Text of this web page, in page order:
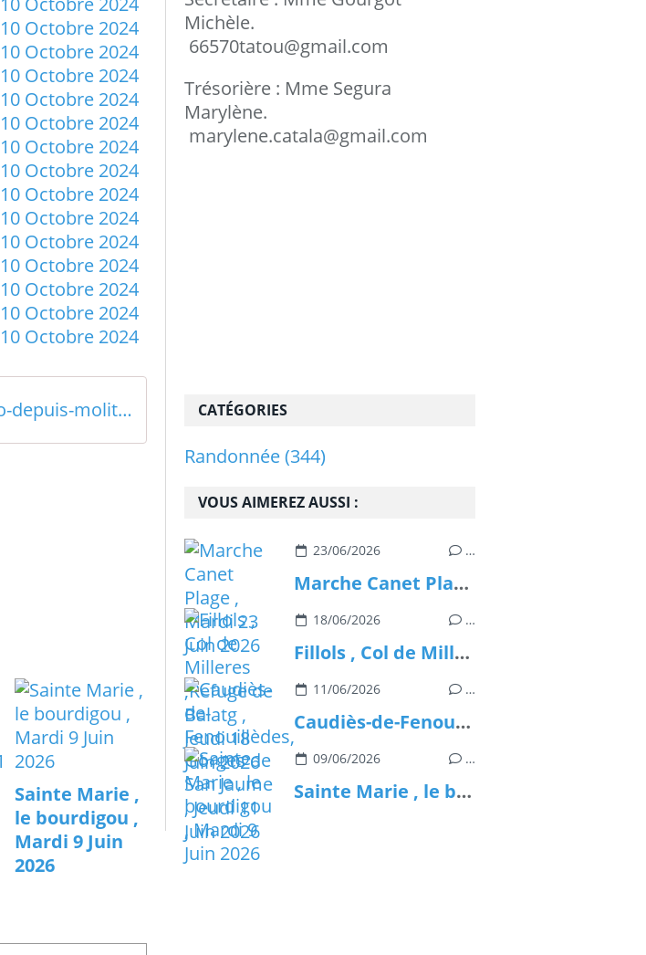
visorando-le-pic-del-rossello-depuis-molitg-les-bains
Sainte Marie ,
le bourdigou ,
Mardi 9 Juin
2026
VOUS AIMEREZ AUSSI :
23/06/2026 …
Marche Canet Plage , Mardi 23 Juin 2026
18/06/2026 …
Fillols , Col de Milleres ,Refuge de Balatg , Jeudi 18 Juin 2026
11/06/2026 …
Caudiès-de-Fenouillèdes, Gorges de San Jaume , Jeudi 11 Juin 2026
09/06/2026 …
Sainte Marie , le bourdigou , Mardi 9 Juin 2026
CATÉGORIES
Randonnée(344)
Michèle.
66570tatou@gmail.com
Trésorière : Mme Segura
Marylène.
marylene.catala@gmail.com